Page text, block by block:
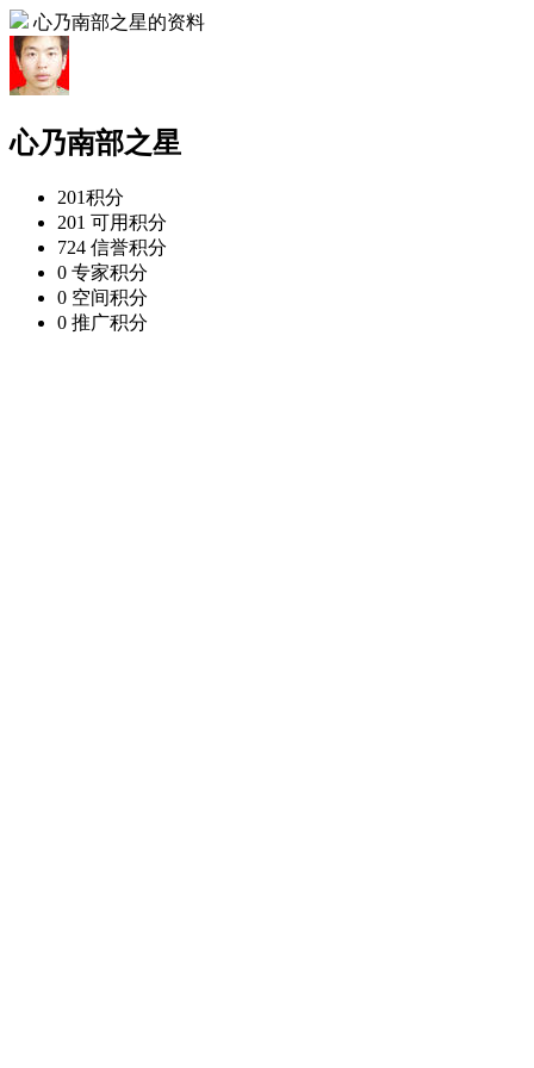
心乃南部之星的资料
心乃南部之星
201积分
201 可用积分
724 信誉积分
0 专家积分
0 空间积分
0 推广积分